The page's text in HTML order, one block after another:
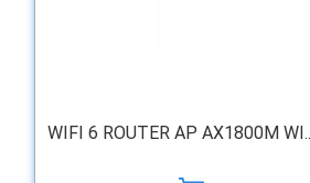
WIFI 6 ROUTER AP AX1800M